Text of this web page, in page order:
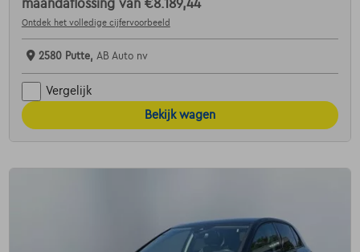
maandaflossing van €8.189,44
Ontdek het volledige cijfervoorbeeld
2580 Putte, AB Auto nv
Vergelijk
Bekijk wagen